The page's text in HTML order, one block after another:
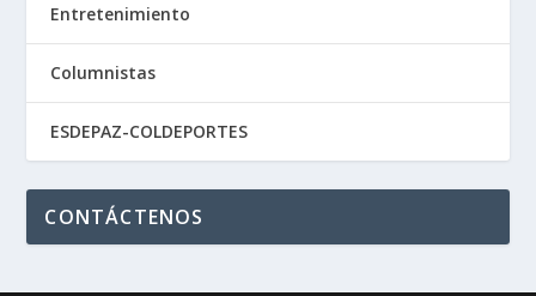
Entretenimiento
Columnistas
ESDEPAZ-COLDEPORTES
CONTÁCTENOS